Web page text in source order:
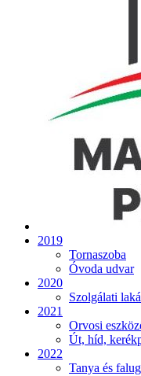
2019
Tornaszoba
Óvoda udvar
2020
Szolgálati
2021
Orvosi
Út, híd,
2022
Tanya és